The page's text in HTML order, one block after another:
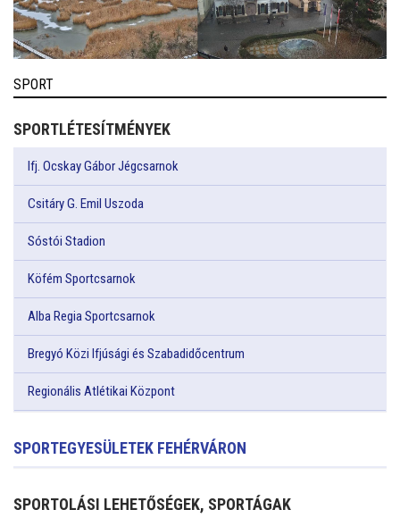
SPORT
SPORTLÉTESÍTMÉNYEK
Ifj. Ocskay Gábor Jégcsarnok
Csitáry G. Emil Uszoda
Sóstói Stadion
Köfém Sportcsarnok
Alba Regia Sportcsarnok
Bregyó Közi Ifjúsági és Szabadidőcentrum
Regionális Atlétikai Központ
SPORTEGYESÜLETEK FEHÉRVÁRON
SPORTOLÁSI LEHETŐSÉGEK, SPORTÁGAK